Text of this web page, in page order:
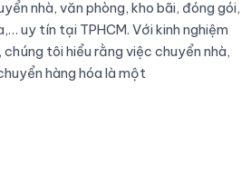
nhà, văn phòng, kho bãi, đóng gói,
uy tín tại TPHCM. Với kinh nghiệm
tôi hiểu rằng việc chuyển nhà,
hàng hóa là một